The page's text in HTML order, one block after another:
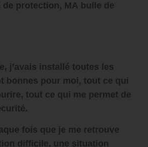
de protection, MA bulle de
j’avais installé toutes les
bonnes pour moi, tout ce qui
tout ce qui me permet de
fois que je me retrouve
difficile, une situation